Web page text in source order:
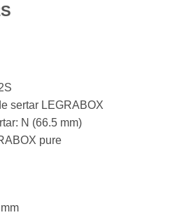
sertar LEGRABOX
N (66.5 mm)
pure